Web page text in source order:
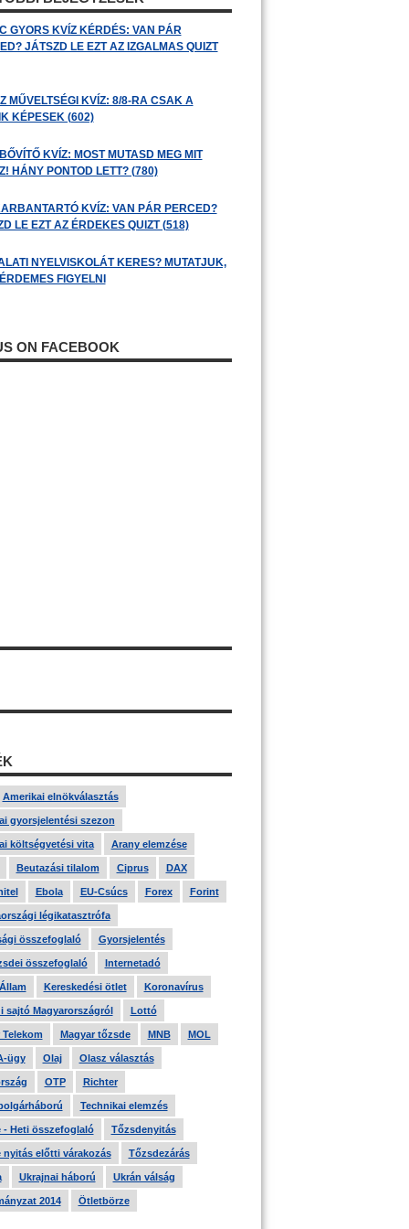
GYORS KVÍZ KÉRDÉS: VAN PÁR
JÁTSZD LE EZT AZ IZGALMAS QUIZT
MŰVELTSÉGI KVÍZ: 8/8-RA CSAK A
KÉPESEK (602)
KVÍZ: MOST MUTASD MEG MIT
HÁNY PONTOD LETT? (780)
KVÍZ: VAN PÁR PERCED?
LE EZT AZ ÉRDEKES QUIZT (518)
NYELVISKOLÁT KERES? MUTATJUK,
FIGYELNI
ON FACEBOOK
Amerikai elnökválasztás
gyorsjelentési szezon
költségvetési vita Arany elemzése
Beutazási tilalom Ciprus DAX
Ebola EU-Csúcs Forex Forint
légikatasztrófa
összefoglaló Gyorsjelentés
összefoglaló Internetadó
Kereskedési ötlet Koronavírus
sajtó Magyarországról Lottó
Telekom Magyar tőzsde MNB MOL
ügy Olaj Olasz választás
OTP Richter
Technikai elemzés
- Heti összefoglaló Tőzsdenyitás
nyitás előtti várakozás Tőzsdezárás
Ukrajnai háború Ukrán válság
2014 Ötletbörze